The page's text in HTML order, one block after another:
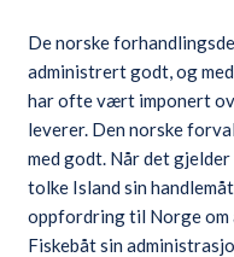
De norske
administrert godt, og
har ofte vært imponert
leverer. Den norske
med godt. Når det
tolke Island sin
oppfordring til Norge om
Fiskebåt sin